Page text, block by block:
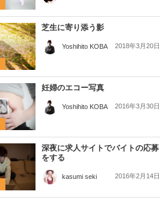
芝生に寄り添う影
Yoshihito KOBA 2018年3月20日
妊婦のエコー写真
Yoshihito KOBA 2016年3月30日
深夜に求人サイトでバイトの応募
をする
kasumi seki 2016年2月14日